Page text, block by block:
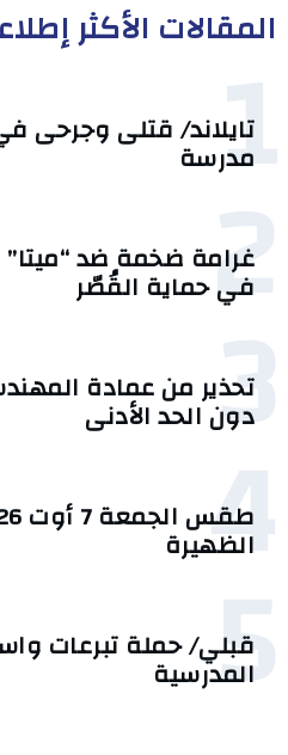
المقالات الأكثر
1
تايلاند/ قتلى وجرحى
مدرسة
2
غرامة ضخمة ضد “ميتا”
في حماية القُصّر
3
تحذير من عمادة
دون الحد الأدنى
4
الظهيرة
5
قبلي/ حملة تبرعات
المدرسية